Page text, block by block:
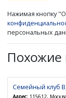
Нажимая кнопку
персональных
Похожие
Семейный клуб